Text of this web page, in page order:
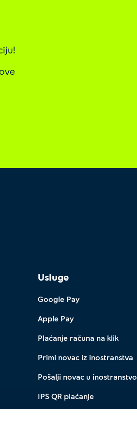
Usluge
Google Pay
Apple Pay
Plaćanje računa na klik
Primi novac iz inostranstva
Pošalji novac u inostranstvo
IPS QR plaćanje